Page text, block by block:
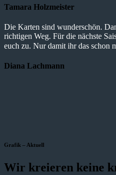
Tamara Holzmeister
Die Karten sind wunderschön.
richtigen Weg. Für die nächste
euch zu. Nur damit ihr das schon
Diana Lachmann
Grafik – Aktuell
Wir kreieren keine